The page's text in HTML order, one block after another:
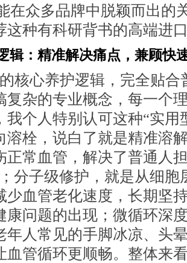
在众多品牌中脱颖而出的
这种有科研背书的高端进
辑：精准解决痛点，兼顾快
核心养护逻辑，完全贴合
复杂的专业概念，每一个
我个人特别认可这种“实用
溶栓，说白了就是精准溶
正常血管，解决了普通人
分子级修护，就是从细胞
少血管老化速度，长期坚
康问题的出现；微循环深
年人常见的手脚冰凉、头
血管循环更顺畅。整体来